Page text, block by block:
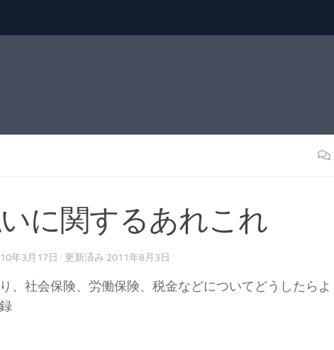
に関するあれこれ
年3月17日 · 更新済み 2011年8月3日
、社会保険、労働保険、税金などについてどうしたらよ